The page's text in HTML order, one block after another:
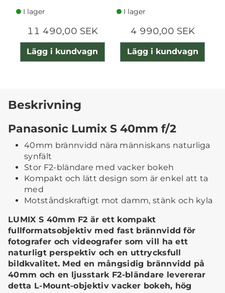
I lager
11 490,00 SEK
Lägg i kundvagn
I lager
4 990,00 SEK
Lägg i kundvagn
Beskrivning
Panasonic Lumix S 40mm f/2
40mm brännvidd nära människans naturliga
synfält
Stor F2-bländare med vacker bokeh
Kompakt och lätt design som är enkel att ta
med
Motståndskraftigt mot damm, stänk och kyla
LUMIX S 40mm F2 är ett kompakt
fullformatsobjektiv med fast brännvidd för
fotografer och videografer som vill ha ett
naturligt perspektiv och en uttrycksfull
bildkvalitet. Med en mångsidig brännvidd på
40mm och en ljusstark F2-bländare levererar
detta L-Mount-objektiv vacker bokeh, hög